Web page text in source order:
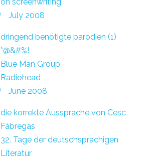
July 2008
dringend benötigte parodien (1)
*@&#%!
Blue Man Group
Radiohead
June 2008
die korrekte Aussprache von Cesc
Fàbregas
32. Tage der deutschsprachigen
Literatur